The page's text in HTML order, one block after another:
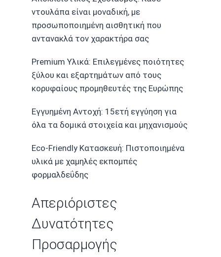
ντουλάπα είναι μοναδική, με
προσωποποιημένη αισθητική που
αντανακλά τον χαρακτήρα σας
Premium Υλικά: Επιλεγμένες ποιότητες
ξύλου και εξαρτημάτων από τους
κορυφαίους προμηθευτές της Ευρώπης
Εγγυημένη Αντοχή: 15ετή εγγύηση για
όλα τα δομικά στοιχεία και μηχανισμούς
Eco-Friendly Κατασκευή: Πιστοποιημένα
υλικά με χαμηλές εκπομπές
φορμαλδεΰδης
Απεριόριστες
Δυνατότητες
Προσαρμογής